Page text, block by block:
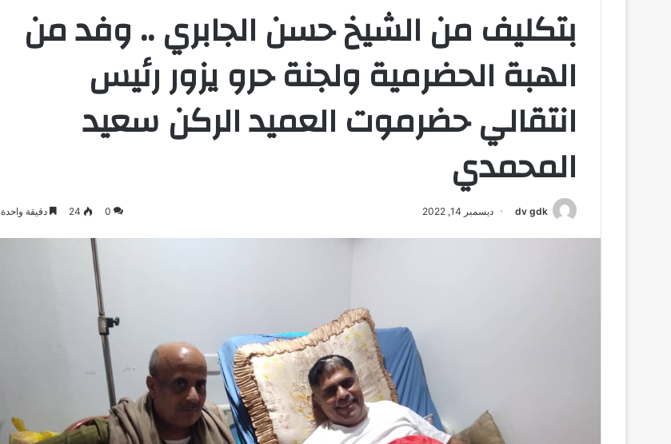
بتكليف من الشيخ حسن الجابري .. وفد من
الهبة الحضرمية ولجنة حرو يزور رئيس
انتقالي حضرموت العميد الركن سعيد
المحمدي
dv gdk ديسمبر 14, 2022 0
24 دقيقة واحدة